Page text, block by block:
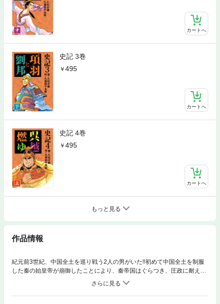
カートへ
史記 3巻
495
カートへ
史記 4巻
495
カートへ
もっと見る
作品情報
紀元前3世紀、中国全土を巡り戦う2人の男がいた!!初めて中国全土を制服
した秦の始皇帝が崩御したことにより、秦帝国はぐらつき、圧政に耐えき
れなくなった民衆は次々と蜂起する。この戦乱の中、立ち上がったのは2
人の立場の違う男達……名門貴族の項羽と小役人上がりの劉邦である。こ
の二人が天下を奪い合う歴史大作!!